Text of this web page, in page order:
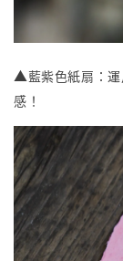
▲藍紫色紙扇：
感！